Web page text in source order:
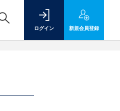
ログイン 新規会員登録